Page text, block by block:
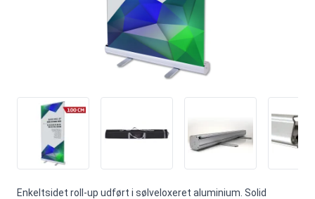
Enkeltsidet roll-up udført i sølveloxeret aluminium. Solid